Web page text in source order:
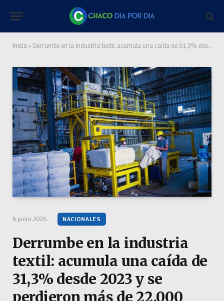
Inicio » Derrumbe en la industria textil: acumula una caída de 31,3% desde 2023 y se perdieron más de 22.000 empleos
6 junio 2026 NACIONALES
Derrumbe en la industria
textil: acumula una caída de
31,3% desde 2023 y se
perdieron más de 22.000